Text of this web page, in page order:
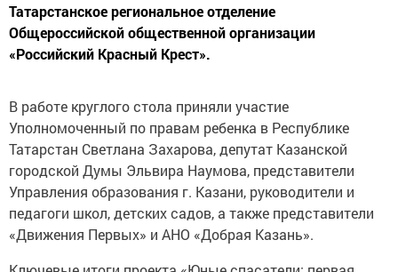
Татарстанское региональное отделение
Общероссийской общественной организации
«Российский Красный Крест».
В работе круглого стола приняли участие
Уполномоченный по правам ребенка в Республике
Татарстан Светлана Захарова, депутат Казанской
городской Думы Эльвира Наумова, представители
Управления образования г. Казани, руководители и
педагоги школ, детских садов, а также представители
«Движения Первых» и АНО «Добрая Казань».